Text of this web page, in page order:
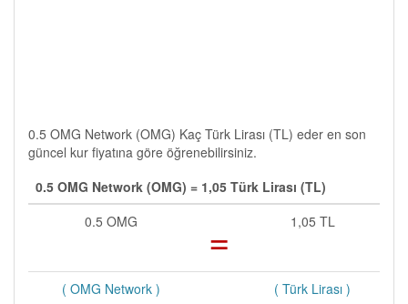
0.5 OMG Network (OMG) Kaç Türk Lirası (TL) eder en son
güncel kur fiyatına göre öğrenebilirsiniz.
0.5 OMG Network (OMG) = 1,05 Türk Lirası (TL)
0.5 OMG
= 1,05 TL
( OMG Network ) ( Türk Lirası )